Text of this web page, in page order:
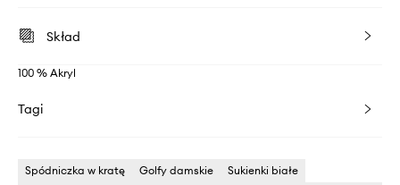
Skład
100 % Akryl
Tagi
Spódniczka w kratę Golfy damskie
Sukienki białe